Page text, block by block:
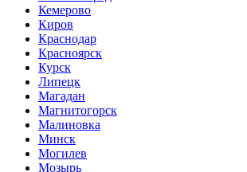
Кемерово
Киров
Краснодар
Красноярск
Курск
Липецк
Магадан
Магнитогорск
Малиновка
Минск
Могилев
Мозырь